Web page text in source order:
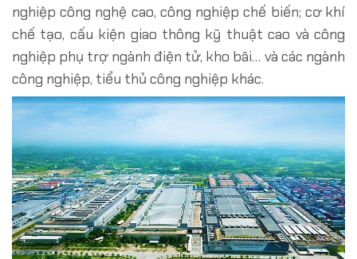
nghiệp công nghệ cao, công nghiệp chế biến; cơ khí
chế tạo, cấu kiện giao thông kỹ thuật cao và công
nghiệp phụ trợ ngành điện tử, kho bãi… và các ngành
công nghiệp, tiểu thủ công nghiệp khác.